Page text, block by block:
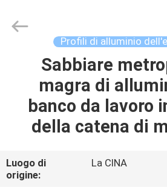
CASA
PRODOTTI
NOI
Equipment
Profili di alluminio
Sabbiare
magra di
banco da lavoro
della catena di
Luogo di
origine:
La CINA